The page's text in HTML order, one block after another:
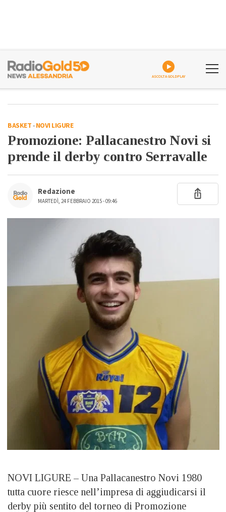
ASCOLTA GOLDPLAY
BASKET-NOVI LIGURE
Promozione: Pallacanestro Novi si
prende il derby contro Serravalle
Redazione
MARTEDÌ, 24 FEBBRAIO 2015 - 09:46
NOVI LIGURE – Una Pallacanestro Novi 1980
tutta cuore riesce nell’impresa di aggiudicarsi il
derby più sentito del torneo di Promozione